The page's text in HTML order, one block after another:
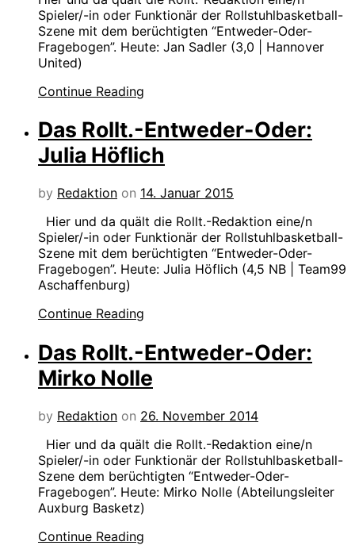
Spieler/-in oder Funktionär der Rollstuhlbasketball-
Szene mit dem berüchtigten “Entweder-Oder-
Fragebogen”. Heute: Jan Sadler (3,0 | Hannover
United)
Continue Reading
Das Rollt.-Entweder-Oder:
Julia Höflich
by Redaktion on 14. Januar 2015
Hier und da quält die Rollt.-Redaktion eine/n
Spieler/-in oder Funktionär der Rollstuhlbasketball-
Szene mit dem berüchtigten “Entweder-Oder-
Fragebogen”. Heute: Julia Höflich (4,5 NB | Team99
Aschaffenburg)
Continue Reading
Das Rollt.-Entweder-Oder:
Mirko Nolle
by Redaktion on 26. November 2014
Hier und da quält die Rollt.-Redaktion eine/n
Spieler/-in oder Funktionär der Rollstuhlbasketball-
Szene dem berüchtigten “Entweder-Oder-
Fragebogen”. Heute: Mirko Nolle (Abteilungsleiter
Auxburg Basketz)
Continue Reading